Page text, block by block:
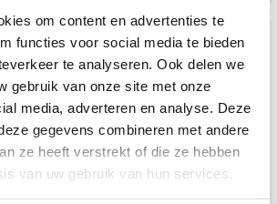
om content en advertenties te
functies voor social media te bieden
te analyseren. Ook delen we
gebruik van onze site met onze
media, adverteren en analyse. Deze
gegevens combineren met andere
ze heeft verstrekt of die ze hebben
van uw gebruik van hun services.